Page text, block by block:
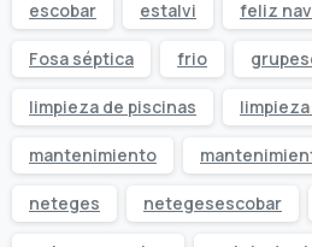
escobar estalvi feliz
Fosa séptica frio
limpieza de piscinas
mantenimiento
neteges netegesescobar